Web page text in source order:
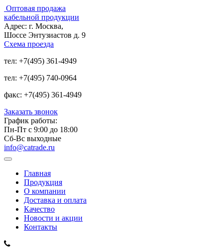
Оптовая продажа
кабельной продукции
Адрес: г. Москва,
Шоссе Энтузиастов д. 9
Схема проезда
тел: +7(495) 361-4949
тел: +7(495) 740-0964
факс: +7(495) 361-4949
Заказать звонок
График работы:
Пн-Пт с 9:00 до 18:00
Сб-Вс выходные
info@catrade.ru
Главная
Продукция
О компании
Доставка и оплата
Качество
Новости и акции
Контакты